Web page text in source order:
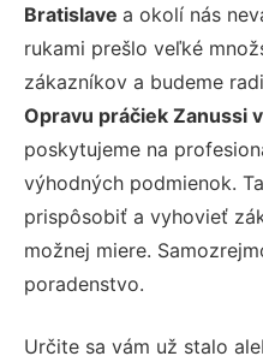
Bratislave a okolí nás
rukami prešlo veľké
zákazníkov a budeme
Opravu práčiek Zanussi
poskytujeme na
výhodných podmienok.
prispôsobiť a vyhovieť
možnej miere.
poradenstvo.
Určite sa vám už stalo